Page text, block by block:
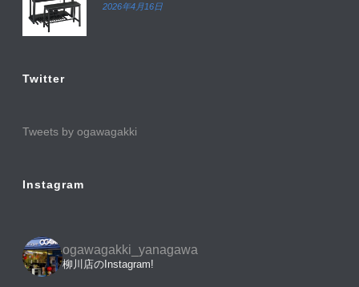
2026年4月16日
Twitter
Tweets by ogawagakki
Instagram
ogawagakki_yanagawa
柳川店のInstagram!